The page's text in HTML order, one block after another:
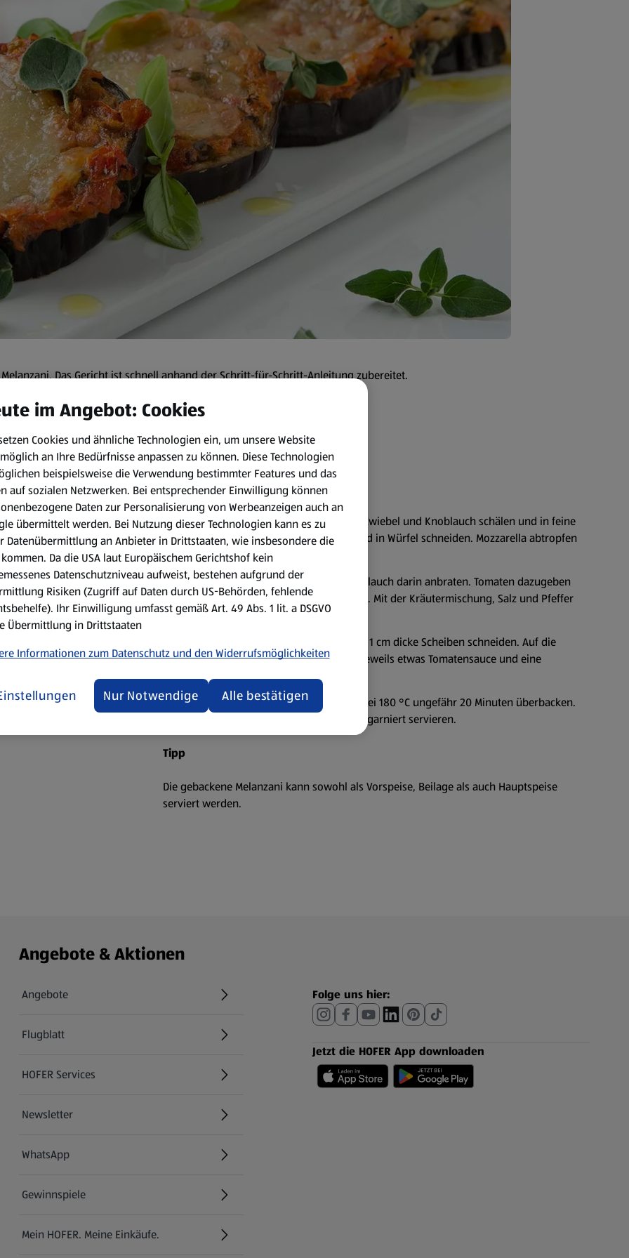
Das Gericht ist schnell anhand der Schritt-für-Schritt-Anleitung zubereitet.
min
Zubereitungsart:
Für die gebackene Melanzani zunächst Zwiebel und Knoblauch schälen und in feine
Würfel schneiden. Tomaten waschen und in Würfel schneiden. Mozzarella abtropfen
lassen und in Scheiben schneiden.
Das Öl erhitzen und Zwiebel sowie Knoblauch darin anbraten. Tomaten dazugeben
und ungefähr 15 Minuten kochen lassen. Mit der Kräutermischung, Salz und Pfeffer
würzen.
Die Melanzani waschen und in ungefähr 1 cm dicke Scheiben schneiden. Auf die
Grillplatte oder in die Backform legen. Jeweils etwas Tomatensauce und eine
Mozzarellascheibe darauflegen.
In der Philips Airfryer Heißluftfritteuse bei 180 °C ungefähr 20 Minuten überbacken.
Die gebackene Melanzani mit Basilikum garniert servieren.
Tipp
Die gebackene Melanzani kann sowohl als Vorspeise, Beilage als auch Hauptspeise
serviert werden.
Angebote & Aktionen
Angebote
Flugblatt
HOFER Services
Newsletter
WhatsApp
Gewinnspiele
Mein HOFER. Meine Einkäufe.
Folge uns hier:
Jetzt die HOFER App downloaden
im Angebot: Cookies
Cookies und ähnliche Technologien ein, um unsere Website
an Ihre Bedürfnisse anpassen zu können. Diese Technologien
beispielsweise die Verwendung bestimmter Features und das
auf sozialen Netzwerken. Bei entsprechender Einwilligung können
Daten zur Personalisierung von Werbeanzeigen auch an
übermittelt werden. Bei Nutzung dieser Technologien kann es zu
Datenübermittlung an Anbieter in Drittstaaten, wie insbesondere die
kommen. Da die USA laut Europäischem Gerichtshof kein
Datenschutzniveau aufweist, bestehen aufgrund der
Risiken (Zugriff auf Daten durch US-Behörden, fehlende
Ihr Einwilligung umfasst gemäß Art. 49 Abs. 1 lit. a DSGVO
Übermittlung in Drittstaaten
Informationen zum Datenschutz und den Widerrufsmöglichkeiten
Nur Notwendige Alle bestätigen